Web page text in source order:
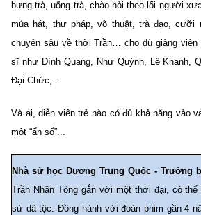
bưng trà, uống trà, chào hỏi theo lối người
múa hát, thư pháp, võ thuật, trà đạo, cưỡi
chuyên sâu về thời Trần… cho dù giảng
sĩ như Đình Quang, Như Quỳnh, Lê Khanh,
Đại Chức,…
Và ai, diễn viên trẻ nào có đủ khả năng vào
một “ẩn số”...
Nhà sử học Dương Trung Quốc - Trưởng
Trần Nhân Tông gắn với một thời đại, có
sử dâ tộc. Đồng hành với đoàn phim gần 4